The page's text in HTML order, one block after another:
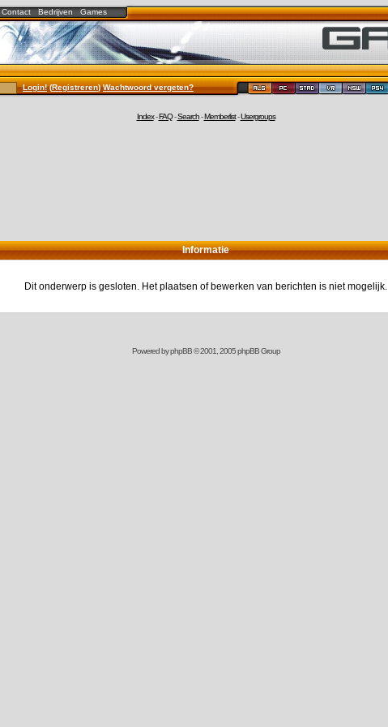
Contact Bedrijven Games
Login!(Registreren)Wachtwoord vergeten?
Index-FAQ-Search-Memberlist-Usergroups
Informatie
Dit onderwerp is gesloten. Het plaatsen of bewerken van berichten is niet mogelijk.
Powered byphpBB© 2001, 2005 phpBB Group